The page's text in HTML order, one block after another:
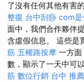
了沒有任何其他有害
整復 台中刮痧 com是
面中，我們合作夥伴
含虛假信息。 這些是
筋 五權路按摩 一方面
數，顯示了一天中可
筋 數位行銷 台中 推